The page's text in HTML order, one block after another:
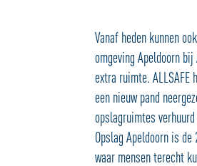
Vanaf heden kunnen
omgeving Apeldoorn
extra ruimte. ALLSAFE
een nieuw pand
opslagruimtes
Opslag Apeldoorn is
waar mensen terecht